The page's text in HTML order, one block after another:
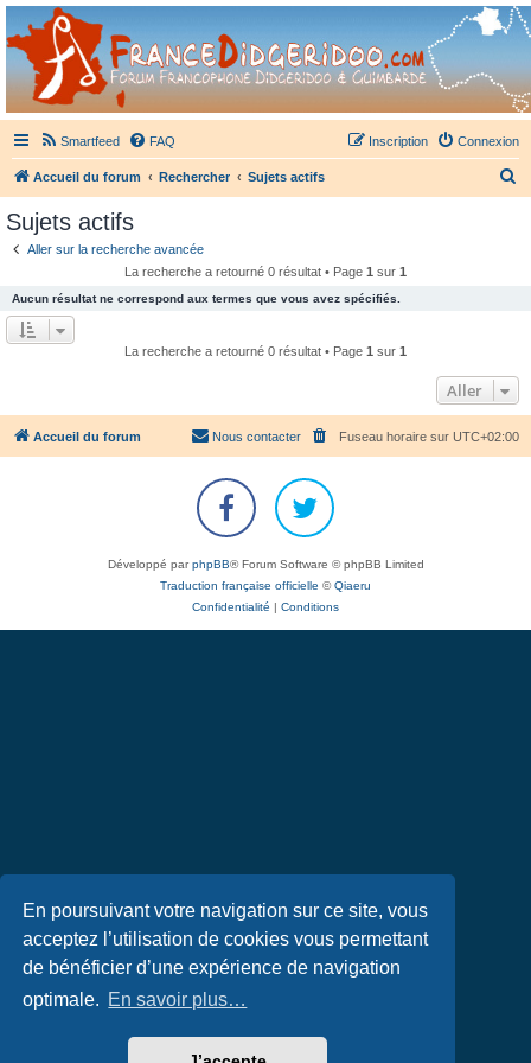
En poursuivant votre navigation sur ce site, vous
acceptez l’utilisation de cookies vous permettant
de bénéficier d’une expérience de navigation
optimale. En savoir plus…
France Didgeridoo
Didgeridoo et Guimbarde sur France Didgeridoo - retrouvez la communauté.
Smartfeed FAQ Connexion
Inscription
Accueil du forum Rechercher Sujets actifs
h
e
r
Sujets actifs
Aller sur la recherche avancée
La recherche a retourné 0 résultat • Page 1 sur 1
Aucun résultat ne correspond aux termes que vous avez spécifiés.
La recherche a retourné 0 résultat • Page 1 sur 1
Aller
Accueil du forum Fuseau horaire sur UTC+02:00
Nous contacter
Développé parphpBB® Forum Software © phpBB Limited
Traduction française officielle ©Qiaeru
Confidentialité | Conditions